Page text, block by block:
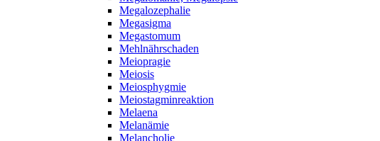
Megalozephalie
Megasigma
Megastomum
Mehlnährschaden
Meiopragie
Meiosis
Meiosphygmie
Meiostagminreaktion
Melaena
Melanämie
Melancholie